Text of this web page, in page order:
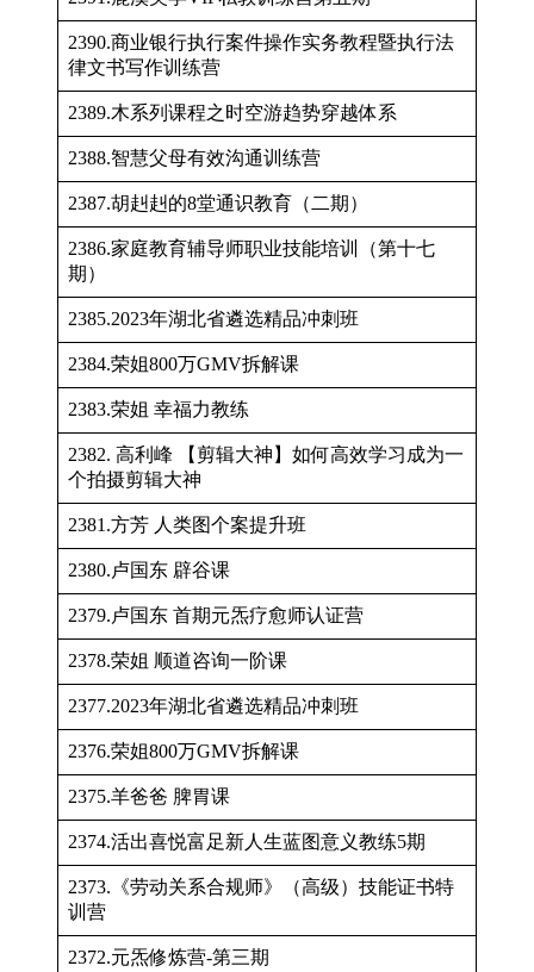
2390.商业银行执行案件操作实务教程暨执行法
律文书写作训练营
2389.木系列课程之时空游趋势穿越体系
2388.智慧父母有效沟通训练营
2387.胡赳赳的8堂通识教育（二期）
2386.家庭教育辅导师职业技能培训（第十七
期）
2385.2023年湖北省遴选精品冲刺班
2384.荣姐800万GMV拆解课
2383.荣姐 幸福力教练
2382. 高利峰 【剪辑大神】如何高效学习成为一
个拍摄剪辑大神
2381.方芳 人类图个案提升班
2380.卢国东 辟谷课
2379.卢国东 首期元炁疗愈师认证营
2378.荣姐 顺道咨询一阶课
2377.2023年湖北省遴选精品冲刺班
2376.荣姐800万GMV拆解课
2375.羊爸爸 脾胃课
2374.活出喜悦富足新人生蓝图意义教练5期
2373.《劳动关系合规师》（高级）技能证书特
训营
2372.元炁修炼营-第三期